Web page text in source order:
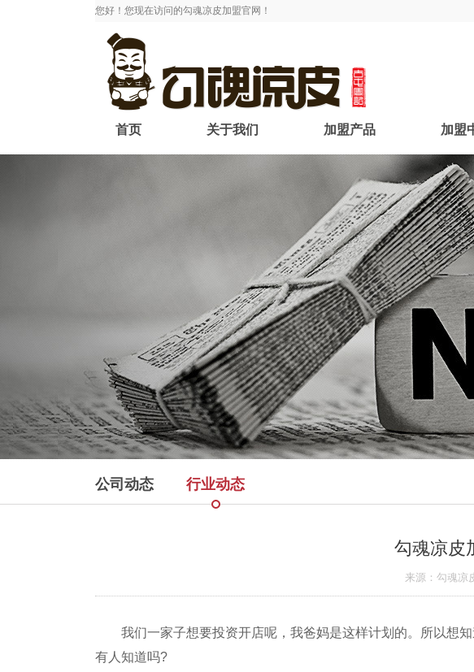
您好！您现在访问的勾魂凉皮加盟官网！
首页 关于我们 加盟产品 加盟
公司动态 行业动态
勾魂凉皮
来源：勾魂凉
我们一家子想要投资开店呢，我爸妈是这样计划的。所以想知
有人知道吗?